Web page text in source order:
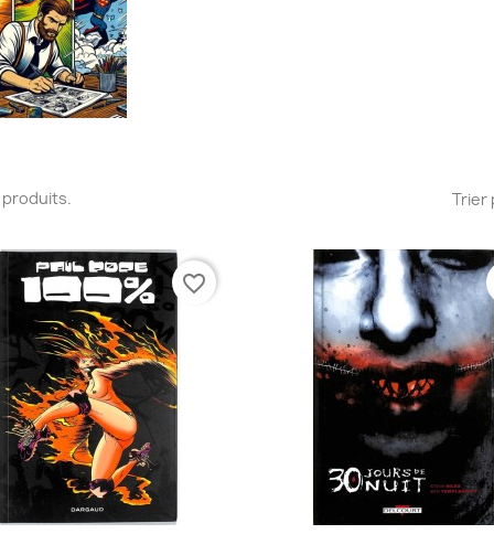
produits. Trier
favorite_border